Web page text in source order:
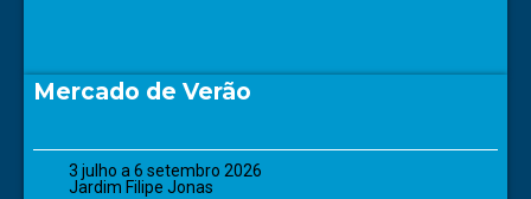
Mercado de Verão
3 julho a 6 setembro 2026
Jardim Filipe Jonas